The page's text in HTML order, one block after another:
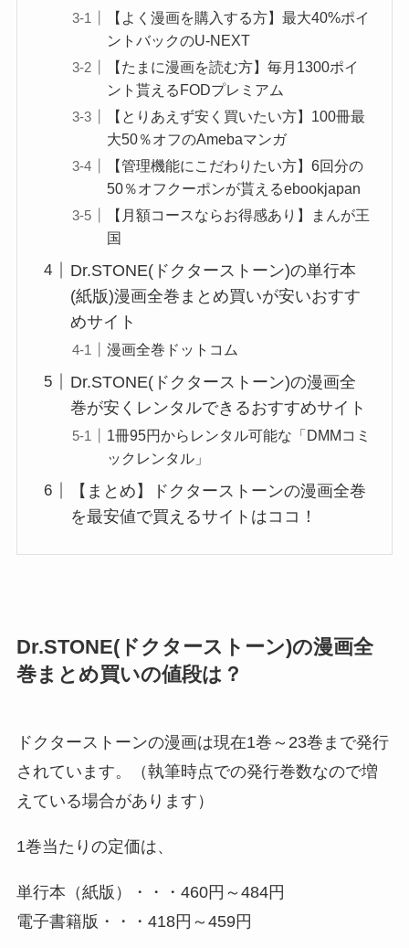
【よく漫画を購入する方】最大40%ポイ
ントバックのU-NEXT
【たまに漫画を読む方】毎月1300ポイ
ント貰えるFODプレミアム
【とりあえず安く買いたい方】100冊最
大50％オフのAmebaマンガ
【管理機能にこだわりたい方】6回分の
50％オフクーポンが貰えるebookjapan
【月額コースならお得感あり】まんが王
国
Dr.STONE(ドクターストーン)の単行本
(紙版)漫画全巻まとめ買いが安いおすす
めサイト
漫画全巻ドットコム
Dr.STONE(ドクターストーン)の漫画全
巻が安くレンタルできるおすすめサイト
1冊95円からレンタル可能な「DMMコミ
ックレンタル」
【まとめ】ドクターストーンの漫画全巻
を最安値で買えるサイトはココ！
Dr.STONE(ドクターストーン)の漫画全
巻まとめ買いの値段は？
ドクターストーンの漫画は現在1巻～23巻まで発行
されています。（執筆時点での発行巻数なので増
えている場合があります）
1巻当たりの定価は、
単行本（紙版）・・・460円～484円
電子書籍版・・・418円～459円